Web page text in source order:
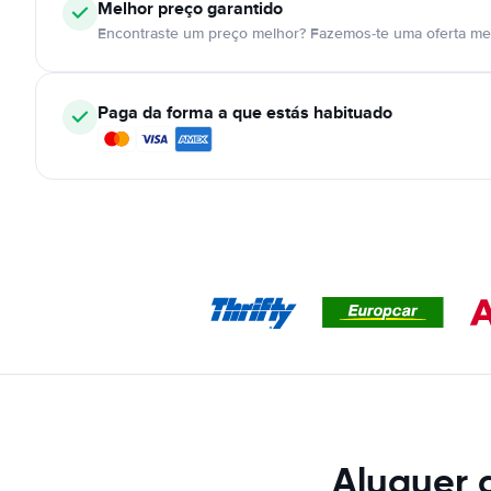
Melhor preço garantido
Encontraste um preço melhor? Fazemos-te uma oferta
Paga da forma a que estás habituado